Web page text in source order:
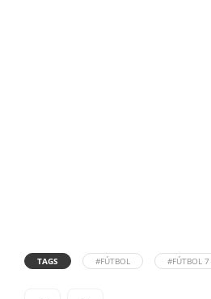
TAGS #FÚTBOL #FÚTBOL 7